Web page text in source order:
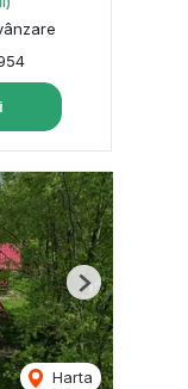
Harta
Next